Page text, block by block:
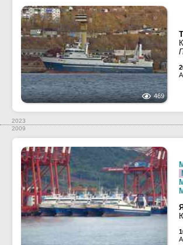
469
2023
2009